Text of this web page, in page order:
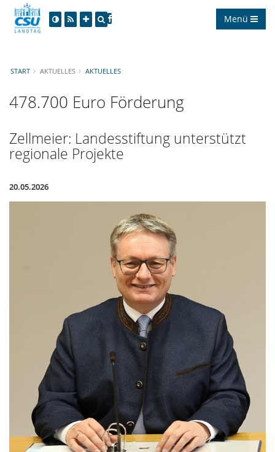
Menü
START AKTUELLES AKTUELLES
478.700 Euro Förderung
Zellmeier: Landesstiftung unterstützt
regionale Projekte
20.05.2026